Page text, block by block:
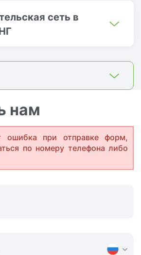
сеть в
нам
ошибка при отправке форм,
по номеру телефона либо